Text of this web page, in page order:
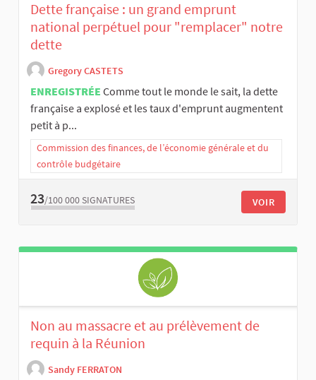
Dette française : un grand emprunt
national perpétuel pour "remplacer" notre
dette
Gregory CASTETS
ENREGISTRÉE Comme tout le monde le sait, la dette
française a explosé et les taux d'emprunt augmentent
petit à p...
Commission des finances, de l’économie générale et du
contrôle budgétaire
23/100 000 SIGNATURES VOIR
Non au massacre et au prélèvement de
requin à la Réunion
Sandy FERRATON